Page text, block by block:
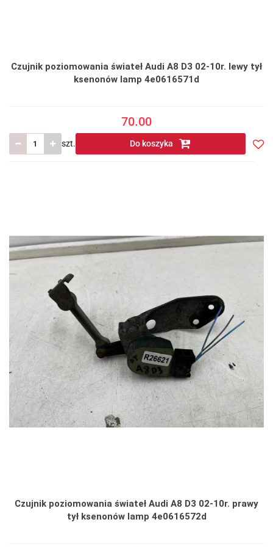
Czujnik poziomowania świateł Audi A8 D3 02-10r. lewy tył
ksenonów lamp 4e0616571d
70.00
szt. Do koszyka
Czujnik poziomowania świateł Audi A8 D3 02-10r. prawy
tył ksenonów lamp 4e0616572d